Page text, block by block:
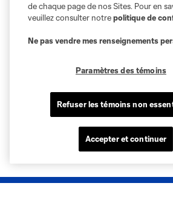
de chaque page de nos Sites. Pour en
veuillez consulter notrepolitique de
Ne pas vendre mes renseignements
Paramètres des témoins
Refuser les témoins non
Accepter et continuer